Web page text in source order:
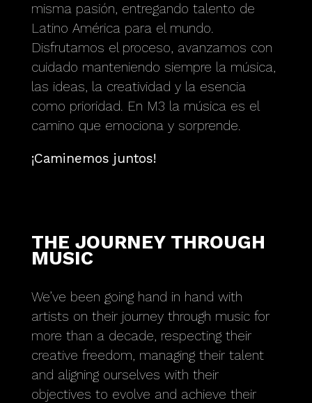
misma pasión, entregando talento de
Latino América para el mundo.
Disfrutamos el proceso, avanzamos con
cuidado manteniendo siempre la música,
las ideas, la creatividad y la esencia
como prioridad. En M3 la música es el
camino que emociona y sorprende.
¡Caminemos juntos!
THE JOURNEY THROUGH
MUSIC
We’ve been going hand in hand with
artists on their journey through music for
more than a decade, respecting their
creative freedom, managing their talent
and aligning ourselves with their
objectives to evolve and achieve their